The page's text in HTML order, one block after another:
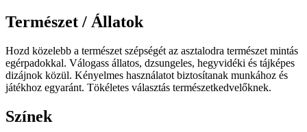
Természet / Állatok
Hozd közelebb a természet szépségét az asztalodra természet mintás
egérpadokkal. Válogass állatos, dzsungeles, hegyvidéki és tájképes
dizájnok közül. Kényelmes használatot biztosítanak munkához és
játékhoz egyaránt. Tökéletes választás természetkedvelőknek.
Színek